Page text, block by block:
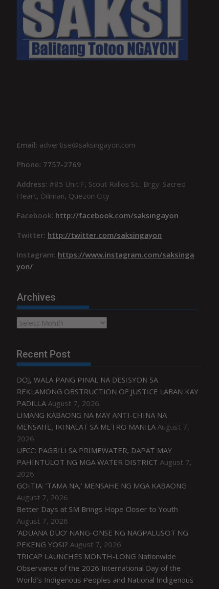
Email: advertise@saksingayon.com
Phone: 7757-2769
Address:#85 Unit F, Scout Rallos St., Brgy. Sacred
Heart, Diliman, Quezon City
Facebook: http://facebook.com/saksingayon
Twitter: http://twitter.com/saksingayon
Instagram: https://www.instagram.com/saksinga
yon/
Archives
Archives
Recent Post
DOJ, WALA PANG PINAL NA DESISYON SA
REKLAMONG OBSTRUCTION OF JUSTICE LABAN KAY
PADILLA August 7, 2026
LIMANG KABAONG NA MAY ANTI-CHINA NA
MENSAHE, IKINALAT SA METRO MANILA August 7,
2026
UFCC: PAGBILI SA PRIMEWATER, DAPAT MAY
PAHINTULOT NG MGA WATER DISTRICT August 7,
2026
GOITIA: ‘TAMA NA,’ MENSAHE NG MGA KABAONG
August 7, 2026
Better Days at SM Brings Hope Closer to Youth
August 7, 2026
‘ADUANA DUO’ NANG-ONSE NG NAGPALUSOT NG
PEKENG YOSI? August 7, 2026
TRICAP LAUNCHES MONTH-LONG Nationwide
Observance of the 2026 International Day of the
World’s Indigenous Peoples and National Indigenous